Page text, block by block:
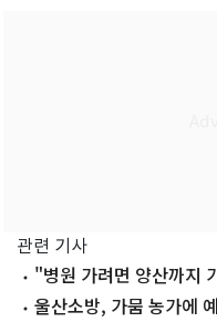
관련 기사
"병원 가려면 양산까지
버스' 운행
울산소방, 가뭄 농가에